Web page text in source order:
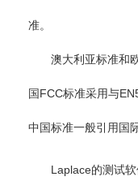
准。
澳大利亚标准和欧
国FCC标准采用与
中国标准一般引用国
Laplace的测试软